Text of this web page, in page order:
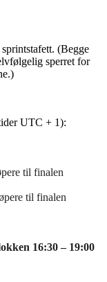
(Begge
sperret for
UTC + 1):
til finalen
til finalen
16:30 – 19:00